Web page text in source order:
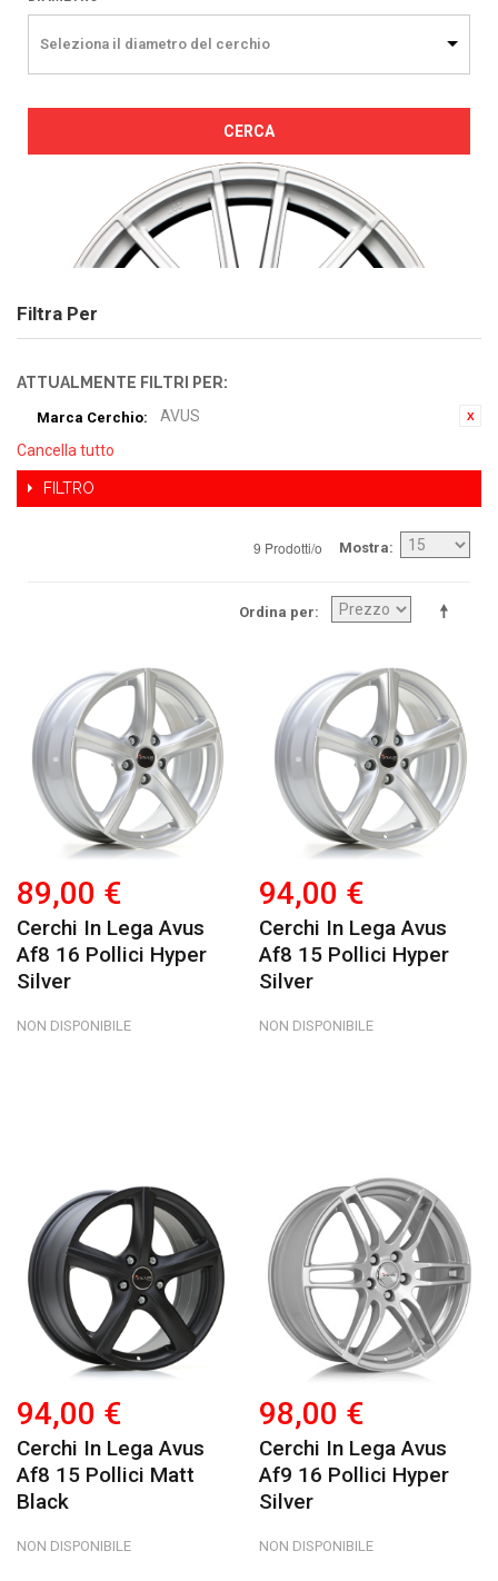
Seleziona il diametro del cerchio
CERCA
Filtra Per
ATTUALMENTE FILTRI PER:
Marca Cerchio:
AVUS
Cancella tutto
FILTRO
9 Prodotti/o Mostra
Ordina per
89,00 €
Cerchi In Lega Avus
Af8 16 Pollici Hyper
Silver
NON DISPONIBILE
94,00 €
Cerchi In Lega Avus
Af8 15 Pollici Hyper
Silver
NON DISPONIBILE
94,00 €
Cerchi In Lega Avus
Af8 15 Pollici Matt
Black
NON DISPONIBILE
98,00 €
Cerchi In Lega Avus
Af9 16 Pollici Hyper
Silver
NON DISPONIBILE